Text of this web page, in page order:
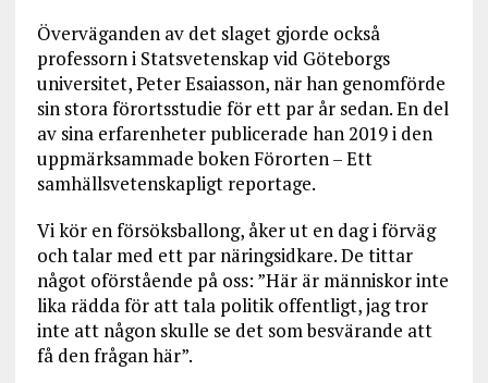
Överväganden av det slaget gjorde också
professorn i Statsvetenskap vid Göteborgs
universitet, Peter Esaiasson, när han genomförde
sin stora förortsstudie för ett par år sedan. En del
av sina erfarenheter publicerade han 2019 i den
uppmärksammade boken Förorten – Ett
samhällsvetenskapligt reportage.
Vi kör en försöksballong, åker ut en dag i förväg
och talar med ett par näringsidkare. De tittar
något oförstående på oss: ”Här är människor inte
lika rädda för att tala politik offentligt, jag tror
inte att någon skulle se det som besvärande att
få den frågan här”.